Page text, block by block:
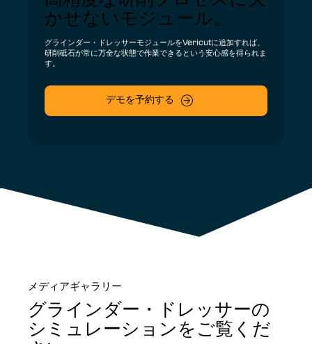
かせないモジュール。
グラインダー・ドレッサーモジュールをVericutに追加すれば、
研削砥石が常に万全な状態で作業できるという安心感を得られま
す。
デモを予約する
メディアギャラリー
グラインダー・ドレッサーの
シミュレーションをご覧くだ